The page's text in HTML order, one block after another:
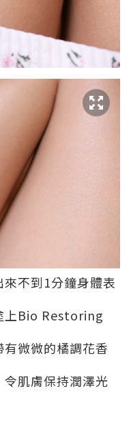
不到1分鐘身體表
上Bio Restoring
微微的橘調花香
肌膚保持潤澤光